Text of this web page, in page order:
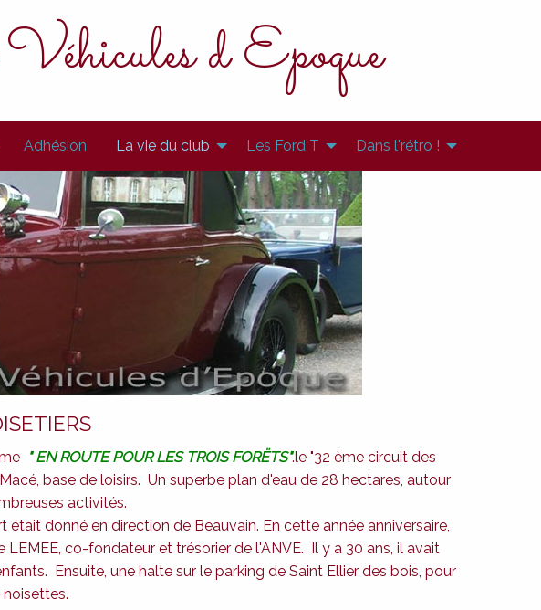
d Epoque
Adhésion La vie du club Les Ford T Dans l'rétro !
" EN ROUTE POUR LES TROIS FORËTS".le "32 ème circuit des
base de loisirs. Un superbe plan d'eau de 28 hectares, autour
activités.
donné en direction de Beauvain. En cette année anniversaire,
co-fondateur et trésorier de l'ANVE. Il y a 30 ans, il avait
Ensuite, une halte sur le parking de Saint Ellier des bois, pour